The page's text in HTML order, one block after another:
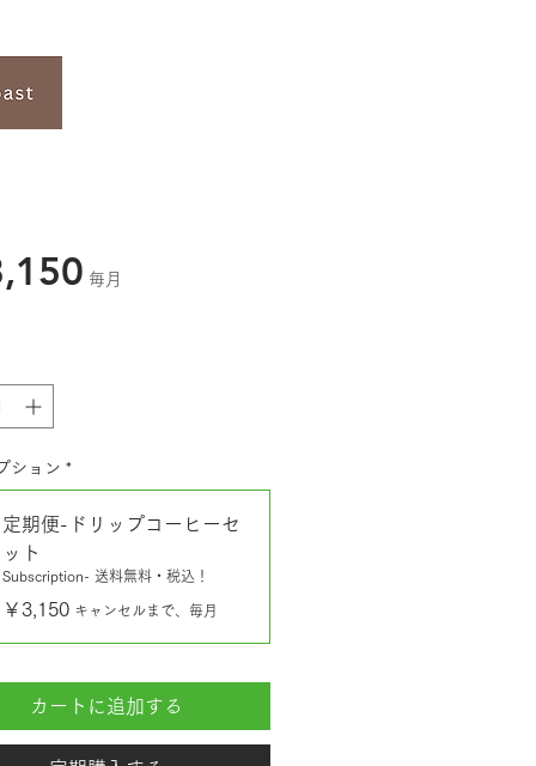
価
毎月
ション *
定期便-ドリップコーヒーセ
ット
Subscription- 送料無料・税込！
￥3,150 キャンセルまで、毎月
カートに追加する